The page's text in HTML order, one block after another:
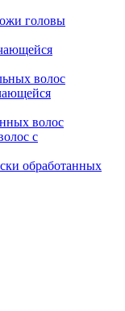
головы
волос
волос
с
обработанных